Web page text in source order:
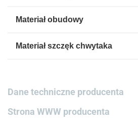
Materiał obudowy
Materiał szczęk chwytaka
Dane techniczne producenta
Strona WWW producenta